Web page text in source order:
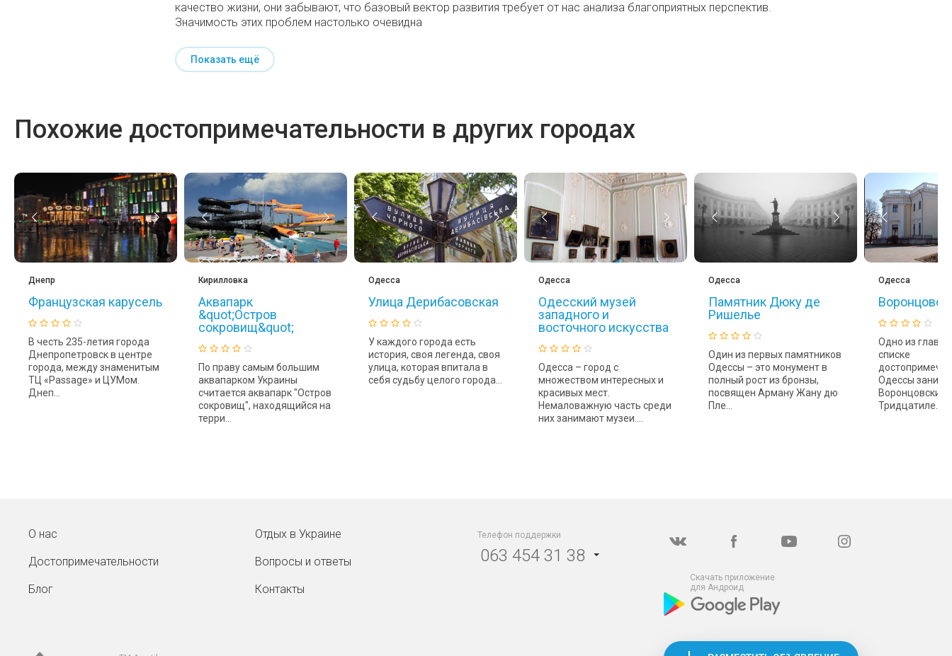
качество жизни, они забывают, что базовый вектор развития требует от нас анализа благоприятных перспектив.
Значимость этих проблем настолько очевидна
Показать ещё
Похожие достопримечательности в других городах
Днепр
Французская карусель
В честь 235-летия города
Днепропетровск в центре
города, между знаменитым
ТЦ «Passage» и ЦУМом.
Днеп...
Кирилловка
Аквапарк
&quot;Остров
сокровищ&quot;
По праву самым большим
аквапарком Украины
считается аквапарк "Остров
сокровищ", находящийся на
терри...
Одесса
Улица Дерибасовская
У каждого города есть
история, своя легенда, своя
улица, которая впитала в
себя судьбу целого города...
Одесса
Одесский музей
западного и
восточного искусства
Одесса – город с
множеством интересных и
красивых мест.
Немаловажную часть среди
них занимают музеи....
Одесса
Памятник Дюку де
Ришелье
Один из первых памятников
Одессы – это монумент в
полный рост из бронзы,
посвящен Арману Жану дю
Пле...
Одесса
Одно из
списке
Одессы
Воронцовский
Тридцатиле...
О нас
Достопримечательности
Блог
Отдых в Украине
Вопросы и ответы
Контакты
Телефон поддержки
063 454 31 38
Скачать приложение
для Андроид